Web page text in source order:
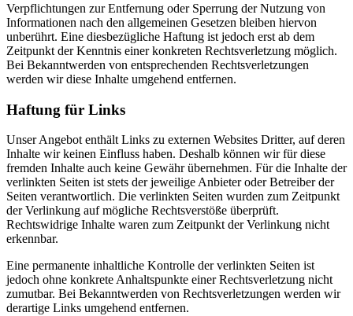
Verpflichtungen zur Entfernung oder Sperrung der Nutzung von
Informationen nach den allgemeinen Gesetzen bleiben hiervon
unberührt. Eine diesbezügliche Haftung ist jedoch erst ab dem
Zeitpunkt der Kenntnis einer konkreten Rechtsverletzung möglich.
Bei Bekanntwerden von entsprechenden Rechtsverletzungen
werden wir diese Inhalte umgehend entfernen.
Haftung für Links
Unser Angebot enthält Links zu externen Websites Dritter, auf deren
Inhalte wir keinen Einfluss haben. Deshalb können wir für diese
fremden Inhalte auch keine Gewähr übernehmen. Für die Inhalte der
verlinkten Seiten ist stets der jeweilige Anbieter oder Betreiber der
Seiten verantwortlich. Die verlinkten Seiten wurden zum Zeitpunkt
der Verlinkung auf mögliche Rechtsverstöße überprüft.
Rechtswidrige Inhalte waren zum Zeitpunkt der Verlinkung nicht
erkennbar.
Eine permanente inhaltliche Kontrolle der verlinkten Seiten ist
jedoch ohne konkrete Anhaltspunkte einer Rechtsverletzung nicht
zumutbar. Bei Bekanntwerden von Rechtsverletzungen werden wir
derartige Links umgehend entfernen.